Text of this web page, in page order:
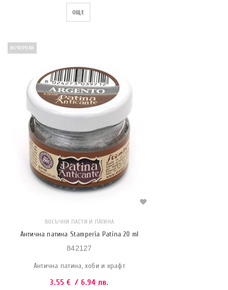
ОЩЕ
ИЗЧЕРПАН
ВОСЪЧНИ ПАСТИ И ПАТИНА
Антична патина Stamperia Patina 20 ml
842127
Антична патина, хоби и крафт
3.55 € / 6.94 лв.